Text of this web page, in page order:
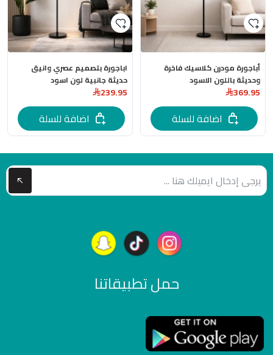
أباجورة مودرن كلاسيك فاخرة
وحديثة باللون الاسود
369.95
اضافة للسلة
اباجورة بتصميم عصري وانيق
حديثة جانبية لون اسود
239.95
اضافة للسلة
حمل تطبيقاتنا